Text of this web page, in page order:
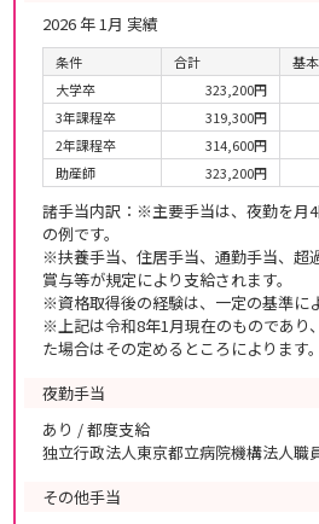
2026 年 1月 実績
条件 合計 基
大学卒
323,200円
3年課程卒
319,300円
2年課程卒
314,600円
助産師
323,200円
諸手当内訳：※主要手当は、夜勤を月
の例です。
※扶養手当、住居手当、通勤手当、超
賞与等が規定により支給されます。
※資格取得後の経験は、一定の基準に
※上記は令和8年1月現在のものであり
た場合はその定めるところによります。
夜勤手当
あり / 都度支給
独立行政法人東京都立病院機構法人職
その他手当